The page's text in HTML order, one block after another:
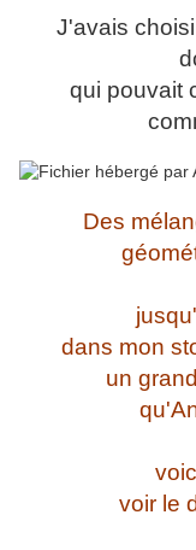
J'avais
qui pouvait
Des
dans mon
un
voir le